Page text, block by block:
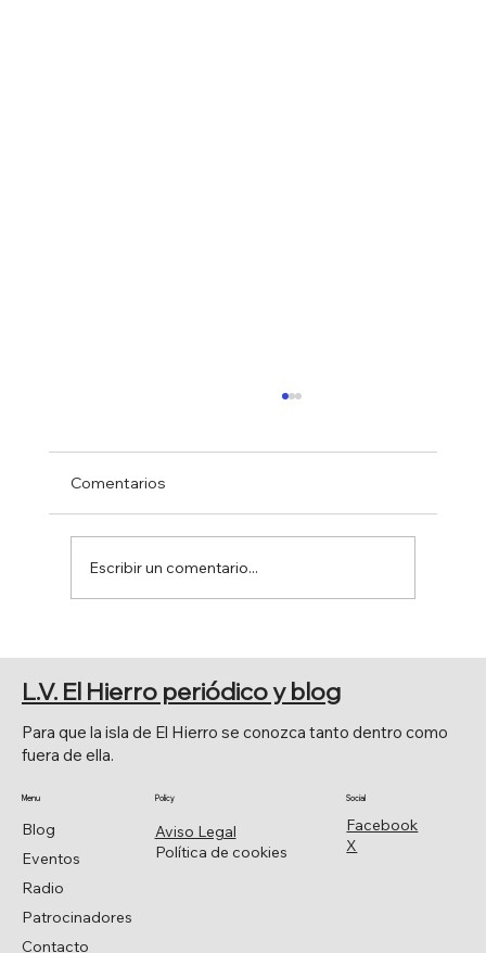
Comentarios
Escribir un comentario...
Facebook
X
Social
Aviso Legal
Política de cookies
Policy
Blog
Eventos
Radio
Patrocinadores
Contacto
Menu
Para que la isla de El Hierro se conozca tanto dentro como
fuera de ella.
L.V. El Hierro periódico y blog